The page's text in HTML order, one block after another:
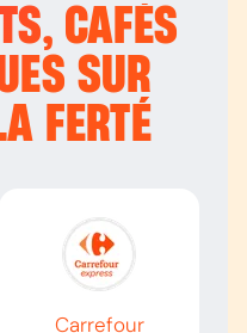
CAFÉS
SUR
FERTÉ
Carrefour